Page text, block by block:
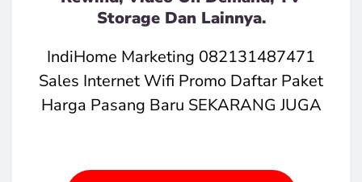
Storage Dan Lainnya.
IndiHome Marketing 082131487471
Sales Internet Wifi Promo Daftar Paket
Harga Pasang Baru SEKARANG JUGA